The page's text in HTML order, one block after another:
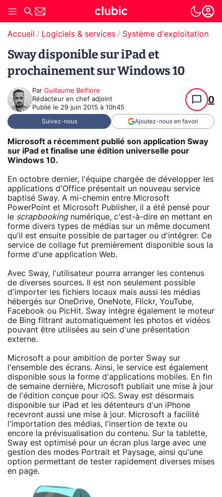
Accueil Logiciels & services Système d'exploitation
Sway disponible sur iPad et
prochainement sur Windows 10
Par Guillaume Belfiore
Rédacteur en chef adjoint
Publié le 29 juin 2015 à 10h45
0
Suivez-nous Ajoutez-nous en favori
Microsoft a récemment publié son application Sway
sur iPad et finalise une édition universelle pour
Windows 10.
En octobre dernier, l'équipe chargée de développer les
applications d'Office présentait un nouveau service
baptisé Sway. A mi-chemin entre Microsoft
PowerPoint et Microsoft Publisher, il a été pensé pour
le scrapbookingnumérique, c'est-à-dire en mettant en
forme divers types de médias sur un même document
qu'il est ensuite possible de partager ou d'intégrer. Ce
service de collage fut premièrement disponible sous la
forme d'une application Web.
Avec Sway, l'utilisateur pourra arranger les contenus
de diverses sources. Il est non seulement possible
d'importer les fichiers locaux mais aussi les médias
hébergés sur OneDrive, OneNote, Flickr, YouTube,
Facebook ou PicHit. Sway intègre également le moteur
de Bing filtrant automatiquement les photos et vidéos
pouvant être utilisées au sein d'une présentation
externe.
Microsoft a pour ambition de porter Sway sur
l'ensemble des écrans. Ainsi, le service est également
disponible sous la forme d'applications mobiles. En fin
de semaine dernière, Microsoft publiait une mise à jour
de l'édition conçue pour iOS. Sway est désormais
disponible sur iPad et les détenteurs d'un iPhone
recevront aussi une mise à jour. Microsoft a facilité
l'importation des médias, l'insertion de texte ou
encore la prévisualisation du contenu. Sur la tablette,
Sway est optimisé pour un écran plus large avec une
gestion des modes Portrait et Paysage, ainsi qu'une
option permettant de tester rapidement diverses mises
en page.